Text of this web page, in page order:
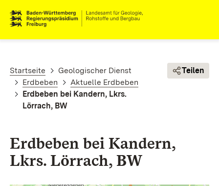
Pfadnavigation
Startseite
Geologischer Dienst
Erdbeben
Aktuelle Erdbeben
Erdbeben bei Kandern, Lkrs.
Lörrach, BW
Teilen
Erdbeben bei Kandern,
Lkrs. Lörrach, BW